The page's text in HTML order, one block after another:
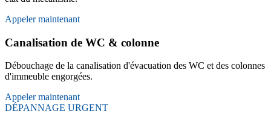
Appeler maintenant
Canalisation de WC & colonne
Débouchage de la canalisation d'évacuation des WC et des colonnes
d'immeuble engorgées.
Appeler maintenant
DÉPANNAGE URGENT